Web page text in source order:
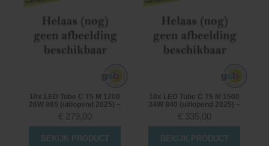
10x LED Tube C T5 M 1200
26W 865 (uitlopend 2025) ~
€ 279,00
BEKIJK PRODUCT
10x LED Tube C T5 M 1500
34W 840 (uitlopend 2025) ~
€ 335,00
BEKIJK PRODUCT